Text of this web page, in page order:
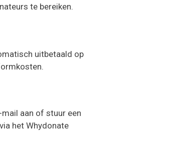
te bereiken.
uitbetaald op
mail aan of stuur een
het Whydonate